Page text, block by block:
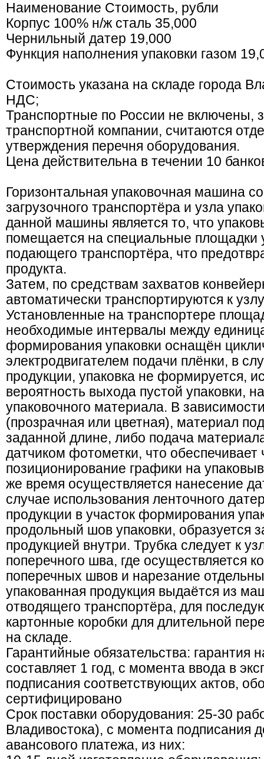
Наименование Стоимость, рубли
Корпус 100% н/ж сталь 35,000
Чернильный датер 19,000
Функция наполнения упаковки газом
Стоимость указана на складе города
НДС;
Транспортные по России не включены,
транспортной компании, считаются
утверждения перечня оборудования.
Цена действительна в течении 10
Горизонтальная упаковочная машина
загрузочного транспортёра и узла
данной машины является то, что
помещается на специальные площадки
подающего транспортёра, что
продукта.
Затем, по средствам захватов
автоматически транспортируются к
Установленные на транспортере
необходимые интервалы между
формирования упаковки оснащён
электродвигателем подачи плёнки, в
продукции, упаковка не формируется,
вероятность выхода пустой упаковки,
упаковочного материала. В
(прозрачная или цветная), материал
заданной длине, либо подача
датчиком фотометки, что обеспечивает
позиционирование графики на
же время осуществляется нанесение
случае использования ленточного
продукции в участок формирования
продольный шов упаковки, образуется
продукцией внутри. Трубка следует к
поперечного шва, где осуществляется
поперечных швов и нарезание
упакованная продукция выдаётся из
отводящего транспортёра, для
картонные коробки для длительной
на складе.
Гарантийные обязательства: гарантия
составляет 1 год, с момента ввода в
подписания соответствующих актов,
сертифицировано
Срок поставки оборудования: 25-30
Владивостока), с момента подписания
авансового платежа, из них: